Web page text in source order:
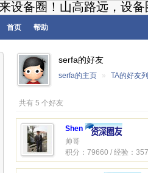
设备圈！山高路远，设备
首页 帮助
serfa的好友
serfa的主页 » TA的好友
共有 5 个好友
Shen
帅哥
积分：79660 / 经验：